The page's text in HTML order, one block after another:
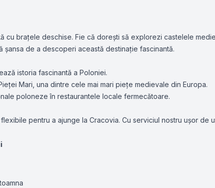
cu brațele deschise. Fie că dorești să explorezi castelele
de a descoperi această destinație fascinantă.
istoria fascinantă a Poloniei.
Mari, una dintre cele mai mari piețe medievale din Europa.
poloneze în restaurantele locale fermecătoare.
pentru a ajunge la Cracovia. Cu serviciul nostru ușor